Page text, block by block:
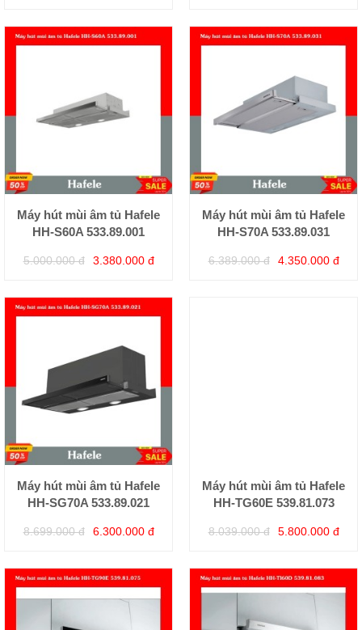
Máy hút mùi âm tủ Hafele
HH-S60A 533.89.001
5.000.000 đ 3.380.000 đ
Máy hút mùi âm tủ Hafele
HH-S70A 533.89.031
6.389.000 đ 4.350.000 đ
Máy hút mùi âm tủ Hafele
HH-SG70A 533.89.021
8.699.000 đ 6.300.000 đ
Máy hút mùi âm tủ Hafele
HH-TG60E 539.81.073
8.039.000 đ 5.800.000 đ